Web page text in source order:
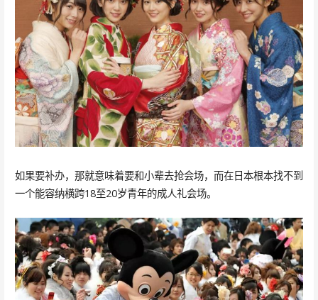
如果要补办，那就意味着要和小辈去抢会场，而在日本根本找不到
一个能容纳横跨18至20岁青年的成人礼会场。